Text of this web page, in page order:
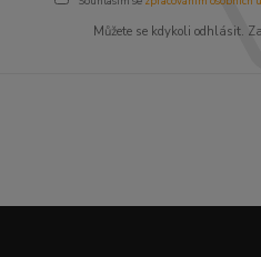
Můžete se kdykoli odhlásit.